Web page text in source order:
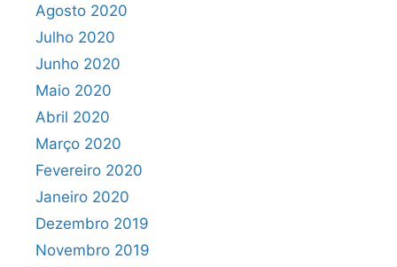
Agosto 2020
Julho 2020
Junho 2020
Maio 2020
Abril 2020
Março 2020
Fevereiro 2020
Janeiro 2020
Dezembro 2019
Novembro 2019